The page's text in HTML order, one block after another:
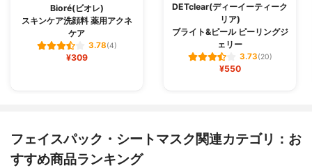
Bioré(ビオレ)
スキンケア洗顔料 薬用アクネ
ケア
3.78(4)
¥309
DETclear(ディーイーティーク
リア)
ブライト&ピール ピーリングジ
ェリー
3.73(20)
¥550
フェイスパック・シートマスク関連カテゴリ：お
すすめ商品ランキング